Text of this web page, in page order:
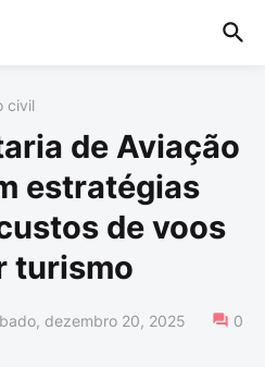
civil
de Aviação
estratégias
de voos
turismo
dezembro 20, 2025 0